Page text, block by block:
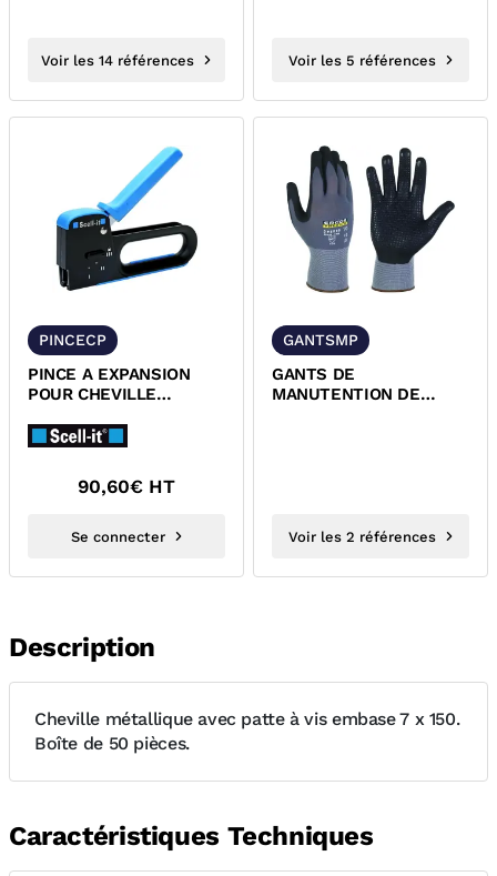
Voir les 14 références Voir les 5 références
PINCECP
PINCE A EXPANSION
POUR CHEVILLE
OPTEE
90,60€ HT
Se connecter
GANTSMP
GANTS DE
MANUTENTION DE
Voir les 2 références
Description
Cheville métallique avec patte à vis embase 7 x 150.
Boîte de 50 pièces.
Caractéristiques Techniques